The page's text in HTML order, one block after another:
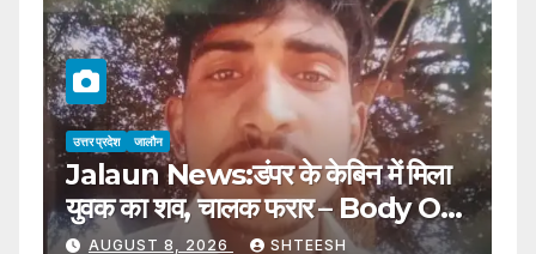
उत्तर प्रदेश जालौन
Jalaun News:डंपर के केबिन में मिला
युवक का शव, चालक फरार – Body Of
Young Man Found In
AUGUST 8, 2026 SHTEESH